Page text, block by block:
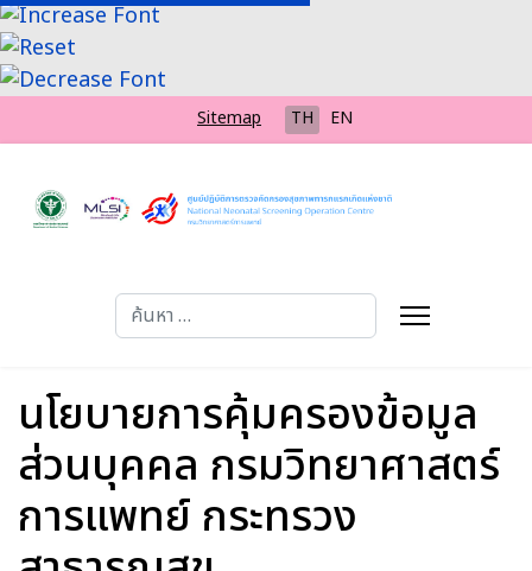
Sitemap TH EN
การค้นหา
นโยบายการคุ้มครองข้อมูล
ส่วนบุคคล กรมวิทยาศาสตร์
การแพทย์ กระทรวง